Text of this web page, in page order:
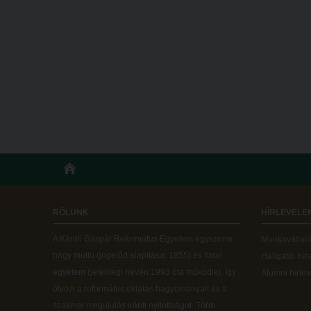
RÓLUNK
A Károli Gáspár Református Egyetem egyszerre
nagy múltú (jogelőd alapítása: 1855) és fiatal
egyetem (jelenlegi nevén 1993 óta működik), így
ötvözi a református oktatás hagyományait és a
szakmai megújulás iránti nyitottságot. Több
Hallgatói
Alumni